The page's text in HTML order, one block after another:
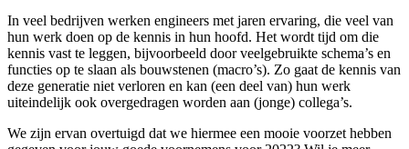
In veel bedrijven werken engineers met jaren ervaring, die veel van
hun werk doen op de kennis in hun hoofd. Het wordt tijd om die
kennis vast te leggen, bijvoorbeeld door veelgebruikte schema’s en
functies op te slaan als bouwstenen (macro’s). Zo gaat de kennis van
deze generatie niet verloren en kan (een deel van) hun werk
uiteindelijk ook overgedragen worden aan (jonge) collega’s.
We zijn ervan overtuigd dat we hiermee een mooie voorzet hebben